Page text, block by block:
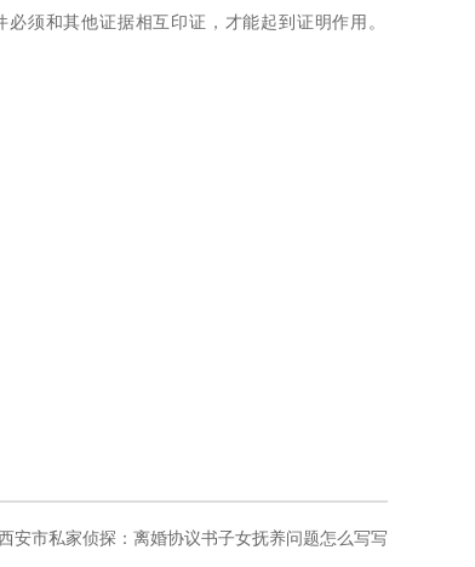
和其他证据相互印证，才能起到证明作用。
安市私家侦探：离婚协议书子女抚养问题怎么写写